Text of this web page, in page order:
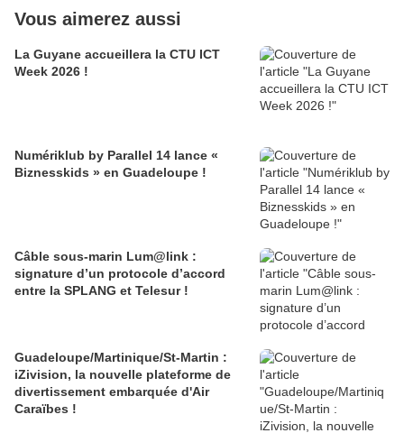
Vous aimerez aussi
La Guyane accueillera la CTU ICT
Week 2026 !
Numériklub by Parallel 14 lance «
Biznesskids » en Guadeloupe !
Câble sous-marin Lum@link :
signature d’un protocole d’accord
entre la SPLANG et Telesur !
Guadeloupe/Martinique/St-Martin :
iZivision, la nouvelle plateforme de
divertissement embarquée d'Air
Caraïbes !